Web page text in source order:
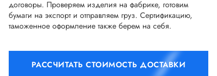
договоры. Проверяем изделия на фабрике, готовим
бумаги на экспорт и отправляем груз. Сертификацию,
таможенное оформление также берем на себя.
РАССЧИТАТЬ СТОИМОСТЬ ДОСТАВКИ